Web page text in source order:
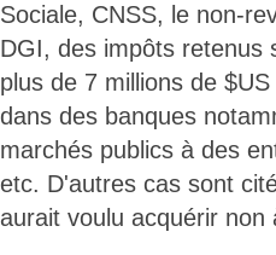
Sociale, CNSS, le non-
DGI, des impôts retenus
plus de 7 millions de
dans des banques
marchés publics à des
etc. D'autres cas sont
aurait voulu acquérir non